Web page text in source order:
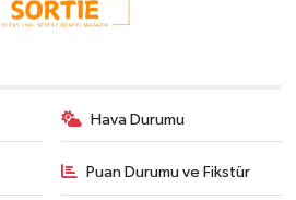
Hava Durumu
Puan Durumu ve Fikstür